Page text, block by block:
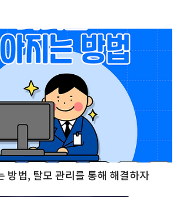
방법, 탈모 관리를 통해 해결하자